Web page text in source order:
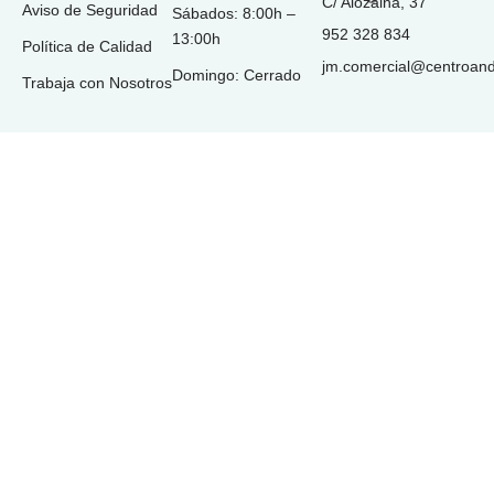
Aviso de Seguridad
Política de Calidad
Trabaja con Nosotros
Sábados: 8:00h –
13:00h
Domingo: Cerrado
952 328 834